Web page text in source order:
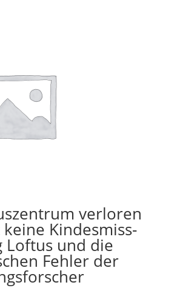
verloren
keine Kindes­miss­
Loftus und die
Fehler der